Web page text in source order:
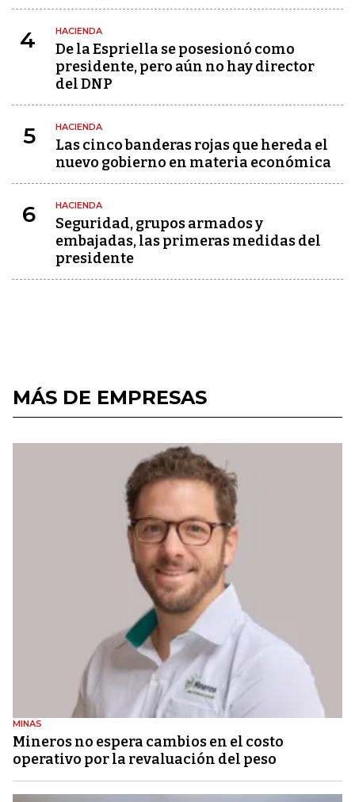
4 HACIENDA
De la Espriella se posesionó como
presidente, pero aún no hay director
del DNP
5 HACIENDA
Las cinco banderas rojas que hereda el
nuevo gobierno en materia económica
6 HACIENDA
Seguridad, grupos armados y
embajadas, las primeras medidas del
presidente
MÁS DE EMPRESAS
MINAS
Mineros no espera cambios en el costo
operativo por la revaluación del peso